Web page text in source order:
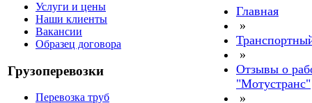
Услуги и цены
Наши клиенты
Вакансии
Образец договора
Грузоперевозки
Перевозка труб
Главная
»
»
Отзывы о
"Мотустранс"
»